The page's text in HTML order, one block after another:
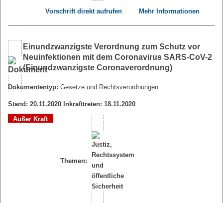
Vorschrift direkt aufrufen Mehr Informationen
Einundzwanzigste Verordnung zum Schutz vor
Neuinfektionen mit dem Coronavirus SARS-CoV-2
(Einundzwanzigste Coronaverordnung)
Dokumententyp: Gesetze und Rechtsverordnungen
Stand: 20.11.2020 Inkrafttreten: 18.11.2020
Außer Kraft
Themen: